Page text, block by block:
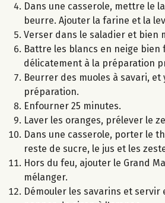
Dans une casserole, mettre le
beurre. Ajouter la farine et la
Verser dans le saladier et bien
Battre les blancs en neige
délicatement à la préparation
Beurrer des muoles à savari, et
préparation.
Enfourner 25 minutes.
Laver les oranges, prélever le
Dans une casserole, porter le
reste de sucre, le jus et les
Hors du feu, ajouter le Grand
mélanger.
Démouler les savarins et servir